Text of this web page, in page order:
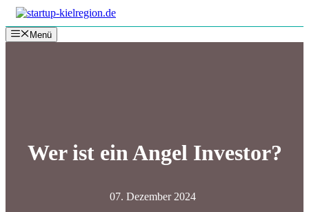
Zum
Inhalt
springenMenü
Wer ist ein Angel Investor?
07. Dezember 2024